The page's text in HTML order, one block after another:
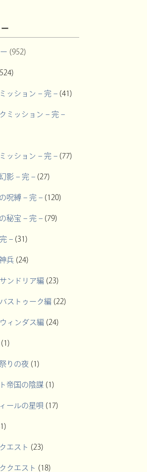
(952)
ッション – 完 –(41)
ミッション – 完 –
ッション – 完 –(77)
影 – 完 –(27)
呪縛 – 完 –(120)
秘宝 – 完 –(79)
–(31)
兵(24)
ンドリア編 (23)
ストゥーク編 (22)
ィンダス編 (24)
(1)
りの夜(1)
帝国の陰謀(1)
ールの星唄 (17)
エスト (23)
クエスト (18)